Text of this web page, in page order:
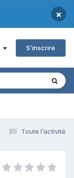
×
S’inscrire
Toute l’activité